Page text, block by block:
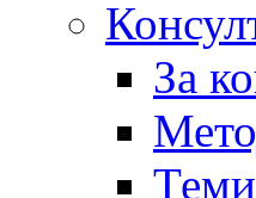
За
Теми